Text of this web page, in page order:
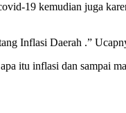
19 kemudian juga
Inflasi Daerah .”
itu inflasi dan sampai